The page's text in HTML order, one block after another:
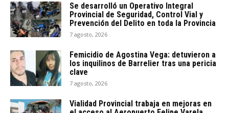
Se desarrolló un Operativo Integral
Provincial de Seguridad, Control Vial y
Prevención del Delito en toda la Provincia
7 agosto, 2026
Femicidio de Agostina Vega: detuvieron a
los inquilinos de Barrelier tras una pericia
clave
7 agosto, 2026
Vialidad Provincial trabaja en mejoras en